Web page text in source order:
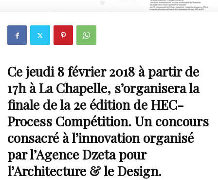
Ce jeudi 8 février 2018 à partir de
17h à La Chapelle, s’organisera la
finale de la 2e édition de HEC-
Process Compétition. Un concours
consacré à l’innovation organisé
par l’Agence Dzeta pour
l’Architecture & le Design.